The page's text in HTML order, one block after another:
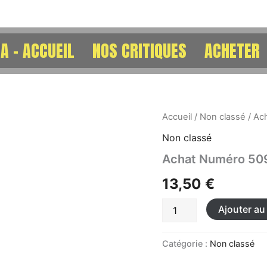
– ACCUEIL NOS CRITIQUES ACHETER
Accueil / Non classé /
Non classé
Achat Numéro
13,50 €
quantité
Achat
509
La
Ajouter
Catégorie : Non classé